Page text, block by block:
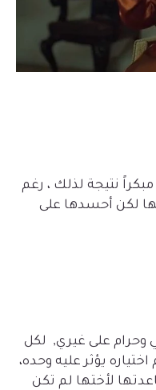
نتيجة لذلك ، رغم
لكن أحسدها على
وحرام على غيري, لكل
يؤثر عليه وحده،
لأختها لم تكن